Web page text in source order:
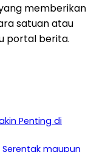
memberikan
satuan atau
portal berita.
Penting di
Serentak maupun